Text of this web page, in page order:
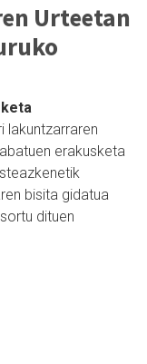
Urteetan
lakuntzarraren
erakusketa
bisita gidatua
dituen